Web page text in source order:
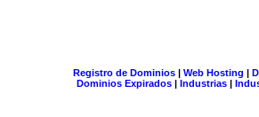
Registro de Dominios| Web Hosting |
Dominios Expirados | Industrias |